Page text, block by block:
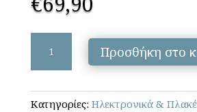
ME-
SDCB1102
ποσότητα
Προσθήκη στο
Κατηγορίες: Ηλεκτρονικά &